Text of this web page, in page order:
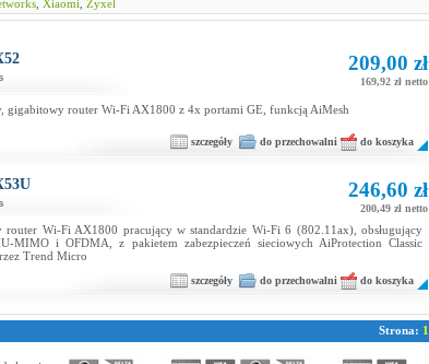
Xiaomi Zyxel
209,00 zł
169,92 zł netto
gigabitowy router Wi-Fi AX1800 z 4x portami GE, funkcją AiMesh
szczegóły do przechowalni do koszyka
246,60 zł
200,49 zł netto
router Wi-Fi AX1800 pracujący w standardzie Wi-Fi 6 (802.11ax), obsługujący
MIMO i OFDMA, z pakietem zabezpieczeń sieciowych AiProtection Classic
Trend Micro
szczegóły do przechowalni do koszyka
Strona: 1